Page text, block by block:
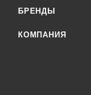
БРЕНДЫ
КОМПАНИЯ